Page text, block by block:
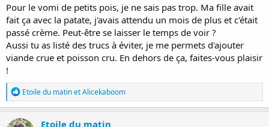
Pour le vomi de petits pois, je ne sais pas trop. Ma fille avait
fait ça avec la patate, j'avais attendu un mois de plus et c'était
passé crème. Peut-être se laisser le temps de voir ?
Aussi tu as listé des trucs à éviter, je me permets d'ajouter
viande crue et poisson cru. En dehors de ça, faites-vous plaisir
!
R
é
a
c
Etoile du matinetAlicekaboom
Etoile du matin